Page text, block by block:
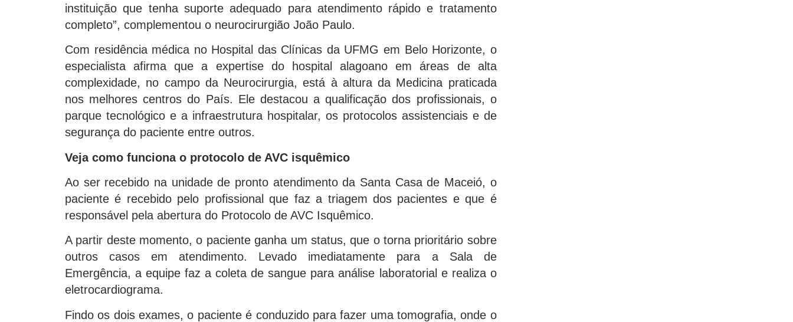
instituição que tenha suporte adequado para atendimento rápido e tratamento
completo”, complementou o neurocirurgião João Paulo.
Com residência médica no Hospital das Clínicas da UFMG em Belo Horizonte, o
especialista afirma que a expertise do hospital alagoano em áreas de alta
complexidade, no campo da Neurocirurgia, está à altura da Medicina praticada
nos melhores centros do País. Ele destacou a qualificação dos profissionais, o
parque tecnológico e a infraestrutura hospitalar, os protocolos assistenciais e de
segurança do paciente entre outros.
Veja como funciona o protocolo de AVC isquêmico
Ao ser recebido na unidade de pronto atendimento da Santa Casa de Maceió, o
paciente é recebido pelo profissional que faz a triagem dos pacientes e que é
responsável pela abertura do Protocolo de AVC Isquêmico.
A partir deste momento, o paciente ganha um status, que o torna prioritário sobre
outros casos em atendimento. Levado imediatamente para a Sala de
Emergência, a equipe faz a coleta de sangue para análise laboratorial e realiza o
eletrocardiograma.
Findo os dois exames, o paciente é conduzido para fazer uma tomografia, onde o